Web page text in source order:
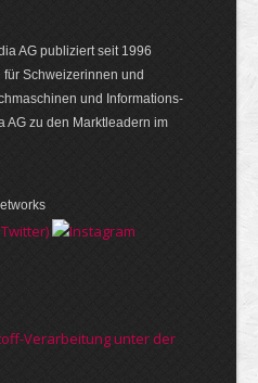
AG publiziert seit 1996
Schweizerinnen und
und Informations­
AG zu den Marktleadern im
Verarbeitung unter der